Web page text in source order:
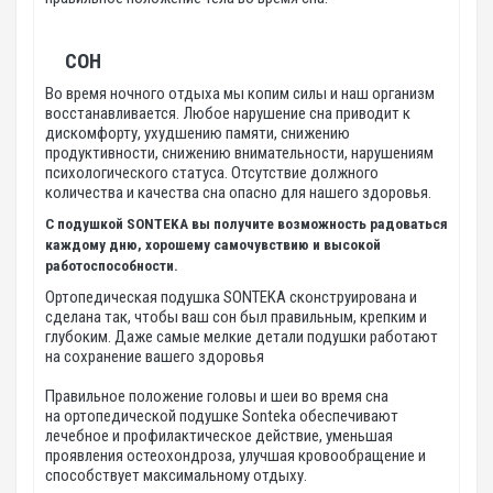
СОН
Во время ночного отдыха мы копим силы и наш организм
восстанавливается. Любое нарушение сна приводит к
дискомфорту, ухудшению памяти, снижению
продуктивности, снижению внимательности, нарушениям
психологического статуса. Отсутствие должного
количества и качества сна опасно для нашего здоровья.
С подушкой SONTEKA вы получите возможность радоваться
каждому дню, хорошему самочувствию и высокой
работоспособности.
Ортопедическая подушка SONTEKA сконструирована и
сделана так, чтобы ваш сон был правильным, крепким и
глубоким. Даже самые мелкие детали подушки работают
на сохранение вашего здоровья
Правильное положение головы и шеи во время сна
на ортопедической подушке Sonteka обеспечивают
лечебное и профилактическое действие, уменьшая
проявления остеохондроза, улучшая кровообращение и
способствует максимальному отдыху.